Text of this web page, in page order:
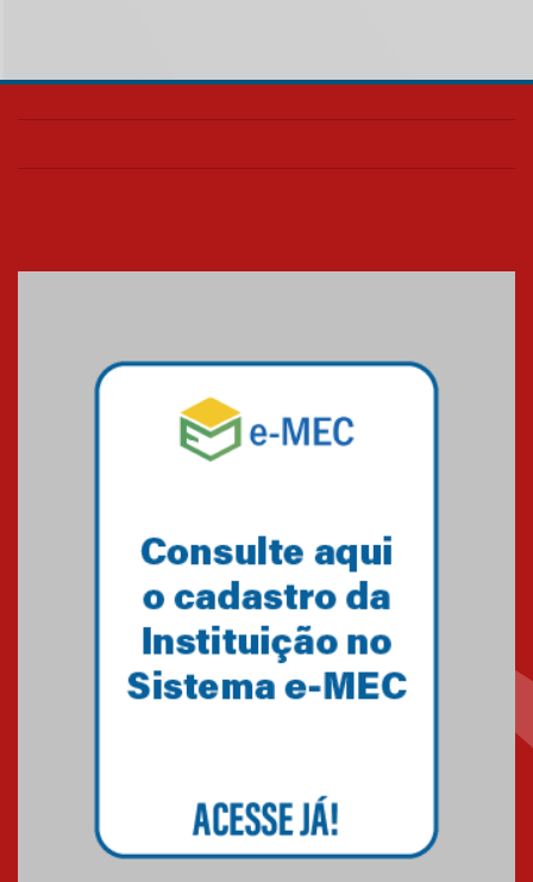
realizará nova edição da Feira
04.08.2026
Mackenzie recepciona os
calouros do segundo semestre
Como o Colégio Mackenzie
Brasília prepara seus
estudantes para o PAS antes
mesmo do Ensino Médio
04.08.2026